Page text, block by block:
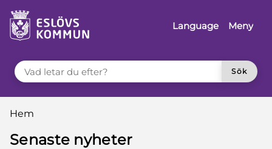
till innehåll
Language
Meny
VAD LETAR DU EFTER?
Sök
Du är här:
Hem
Senaste nyheter